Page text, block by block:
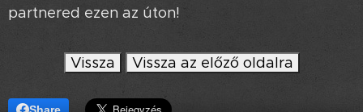
partnered ezen az úton! ❤️
Vissza Vissza az előző oldalra